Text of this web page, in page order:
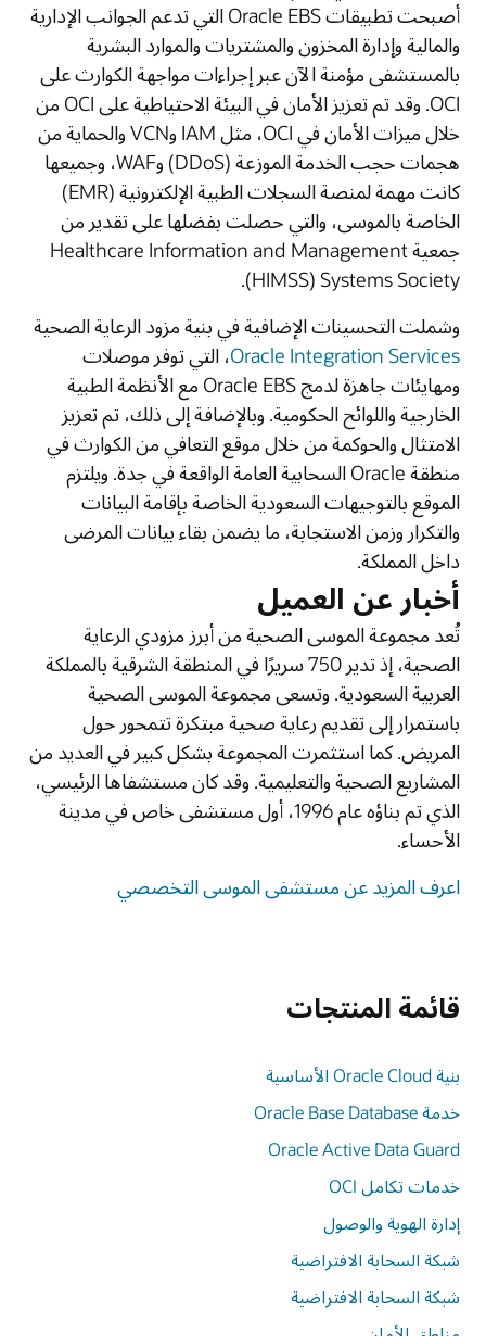
أصبحت تطبيقات Oracle EBS التي تدعم الجوانب الإدارية
والمالية وإدارة المخزون والمشتريات والموارد البشرية
بالمستشفى مؤمنة الآن عبر إجراءات مواجهة الكوارث على
OCI. وقد تم تعزيز الأمان في البيئة الاحتياطية على OCI من
خلال ميزات الأمان في OCI، مثل IAM وVCN والحماية من
هجمات حجب الخدمة الموزعة ‏(DDoS) وWAF، وجميعها
كانت مهمة لمنصة السجلات الطبية الإلكترونية ‏(EMR)
الخاصة بالموسى، والتي حصلت بفضلها على تقدير من
جمعية Healthcare Information and Management
Systems Society ‏(HIMSS).
وشملت التحسينات الإضافية في بنية مزود الرعاية الصحية
Oracle Integration Services، التي توفر موصلات
ومهايئات جاهزة لدمج Oracle EBS مع الأنظمة الطبية
الخارجية واللوائح الحكومية. وبالإضافة إلى ذلك، تم تعزيز
الامتثال والحوكمة من خلال موقع التعافي من الكوارث في
منطقة Oracle السحابية العامة الواقعة في جدة. ويلتزم
الموقع بالتوجيهات السعودية الخاصة بإقامة البيانات
والتكرار وزمن الاستجابة، ما يضمن بقاء بيانات المرضى
داخل المملكة.
أخبار عن العميل
تُعد مجموعة الموسى الصحية من أبرز مزودي الرعاية
الصحية، إذ تدير 750 سريرًا في المنطقة الشرقية بالمملكة
العربية السعودية. وتسعى مجموعة الموسى الصحية
باستمرار إلى تقديم رعاية صحية مبتكرة تتمحور حول
المريض. كما استثمرت المجموعة بشكل كبير في العديد من
المشاريع الصحية والتعليمية. وقد كان مستشفاها الرئيسي،
الذي تم بناؤه عام 1996، أول مستشفى خاص في مدينة
الأحساء.
اعرف المزيد عن مستشفى الموسى التخصصي
قائمة المنتجات
بنية Oracle Cloud الأساسية
خدمة Oracle Base Database
Oracle Active Data Guard
خدمات تكامل OCI‏
إدارة الهوية والوصول
شبكة السحابة الافتراضية
شبكة السحابة الافتراضية